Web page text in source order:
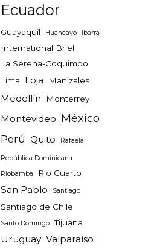
Ecuador
Guayaquil Huancayo Ibarra
International Brief
La Serena-Coquimbo
Lima
Loja Manizales
Medellín Monterrey
Montevideo México
Perú Quito Rafaela
República Dominicana
Riobamba
Río Cuarto
San Pablo Santiago
Santiago de Chile
Santo Domingo Tijuana
Uruguay Valparaíso